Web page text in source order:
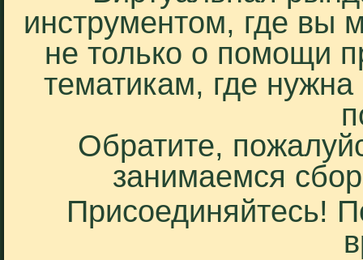
инструментом, где вы
не только о помощи
тематикам, где
Обратите,
занимаемся
Присоединяйтесь!